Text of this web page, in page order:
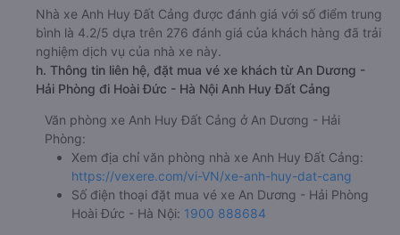
Nhà xe Anh Huy Đất Cảng được đánh giá với số điểm trung
bình là 4.2/5 dựa trên 276 đánh giá của khách hàng đã trải
nghiệm dịch vụ của nhà xe này.
h. Thông tin liên hệ, đặt mua vé xe khách từ An Dương -
Hải Phòng đi Hoài Đức - Hà Nội Anh Huy Đất Cảng
Văn phòng xe Anh Huy Đất Cảng ở An Dương - Hải
Phòng:
Xem địa chỉ văn phòng nhà xe Anh Huy Đất Cảng:
https://vexere.com/vi-VN/xe-anh-huy-dat-cang
Số điện thoại đặt mua vé xe An Dương - Hải Phòng
Hoài Đức - Hà Nội: 1900 888684